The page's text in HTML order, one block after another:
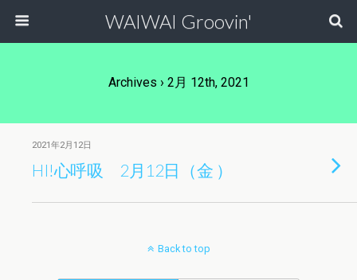
WAIWAI Groovin'
Archives › 2月 12th, 2021
2021年2月12日
HI!心呼吸 2月12日（金 ）
Back to top